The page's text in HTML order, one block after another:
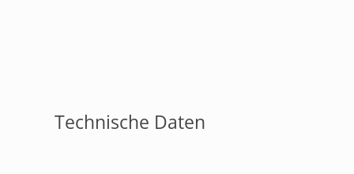
Technische Daten